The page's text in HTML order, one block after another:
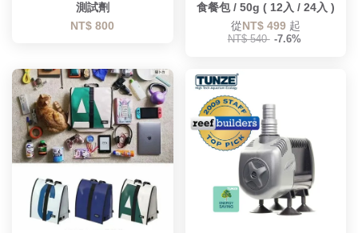
測試劑
NT$ 800
食餐包 / 50g ( 12入 / 24入 )
從NT$ 499 起
NT$ 540 -7.6%